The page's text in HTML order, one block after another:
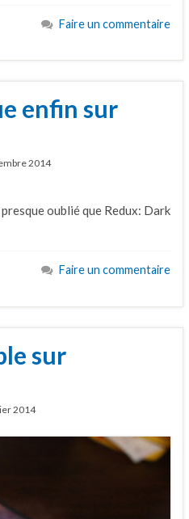
Faire un commentaire
enfin sur
2014
oublié que Redux: Dark
Faire un commentaire
sur
2014